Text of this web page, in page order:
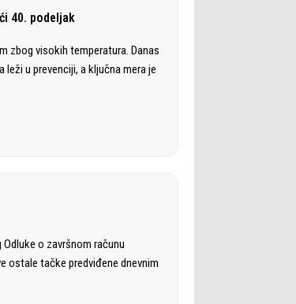
40. podeljak
zbog visokih temperatura. Danas
u prevenciji, a ključna mera je
o završnom računu
ostale tačke predviđene dnevnim